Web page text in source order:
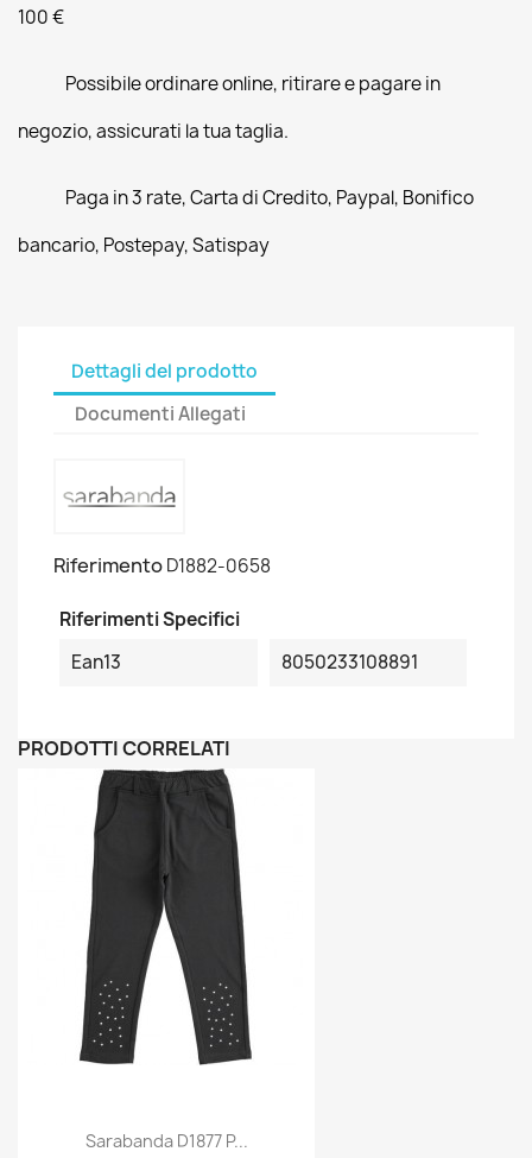
100 €
Possibile ordinare online, ritirare e pagare in
negozio, assicurati la tua taglia.
Paga in 3 rate, Carta di Credito, Paypal, Bonifico
bancario, Postepay, Satispay
Dettagli del prodotto
Documenti Allegati
RiferimentoD1882-0658
Riferimenti Specifici
Ean13
8050233108891
PRODOTTI CORRELATI
Sarabanda D1877 P...